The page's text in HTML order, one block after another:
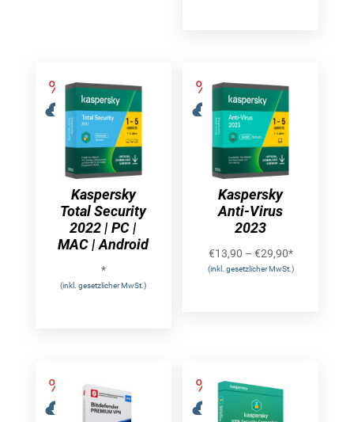
Kaspersky
Total Security
2022 | PC |
MAC | Android
*
(inkl. gesetzlicher MwSt.)
Kaspersky
Anti-Virus
2023
€13,90 – €29,90*
(inkl. gesetzlicher MwSt.)